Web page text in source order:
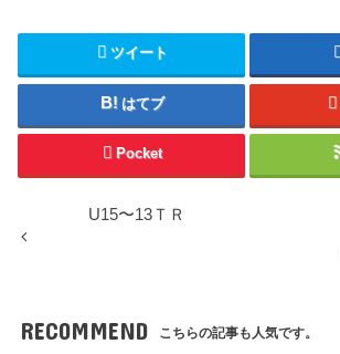
ツイート
はてブ
Pocket
U15〜13ＴＲ
RECOMMEND こちらの記事も人気です。